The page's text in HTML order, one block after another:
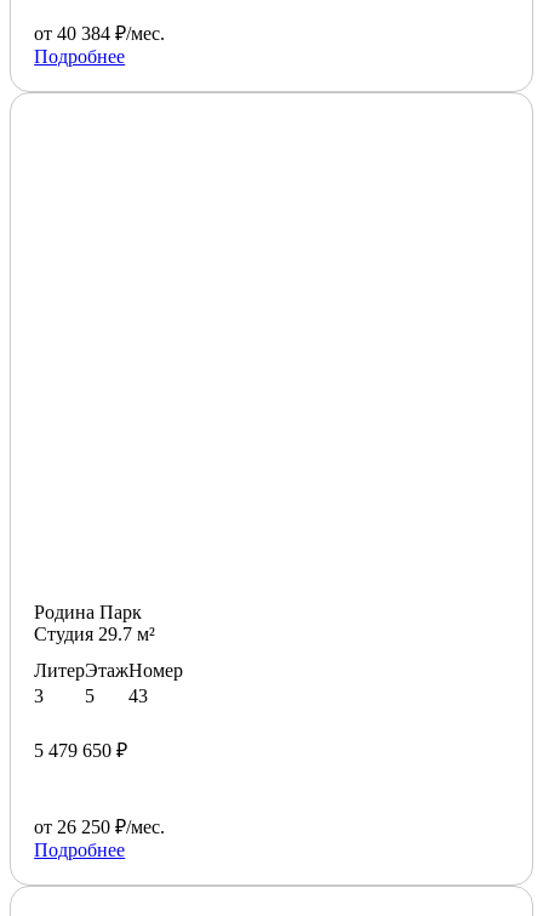
от 40 384 ₽/мес.
Подробнее
Родина Парк
Студия 29.7 м²
Литер
3
Этаж
5
Номер
43
5 479 650 ₽
от 26 250 ₽/мес.
Подробнее